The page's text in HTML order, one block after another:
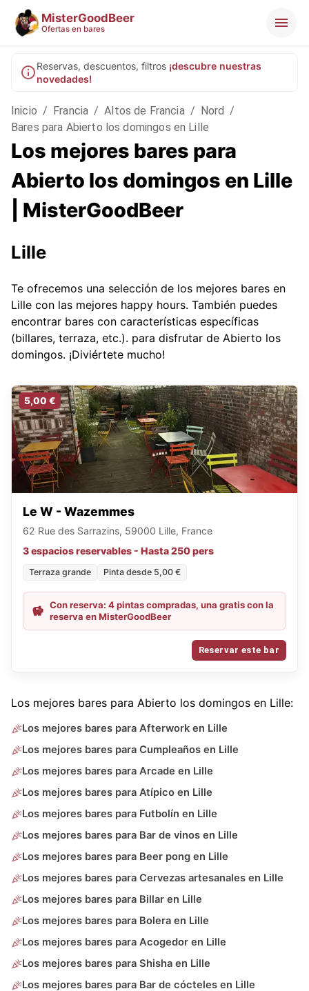
MisterGoodBeer
Ofertas en bares
Reservas, descuentos, filtros ¡descubre nuestras
novedades!
Inicio / Francia / Altos de Francia / Nord /
Bares para Abierto los domingos en Lille
Los mejores bares para
Abierto los domingos en Lille
| MisterGoodBeer
Lille
Te ofrecemos una selección de los mejores bares en
Lille con las mejores happy hours. También puedes
encontrar bares con características específicas
(billares, terraza, etc.). para disfrutar de Abierto los
domingos. ¡Diviértete mucho!
5,00 €
Le W - Wazemmes
62 Rue des Sarrazins, 59000 Lille, France
3 espacios reservables - Hasta 250 pers
Terraza grande Pinta desde 5,00 €
Con reserva: 4 pintas compradas, una gratis con la
reserva en MisterGoodBeer
Reservar este bar
Los mejores bares para Abierto los domingos en Lille:
Los mejores bares para Afterwork en Lille
Los mejores bares para Cumpleaños en Lille
Los mejores bares para Arcade en Lille
Los mejores bares para Atípico en Lille
Los mejores bares para Futbolín en Lille
Los mejores bares para Bar de vinos en Lille
Los mejores bares para Beer pong en Lille
Los mejores bares para Cervezas artesanales en Lille
Los mejores bares para Billar en Lille
Los mejores bares para Bolera en Lille
Los mejores bares para Acogedor en Lille
Los mejores bares para Shisha en Lille
Los mejores bares para Bar de cócteles en Lille